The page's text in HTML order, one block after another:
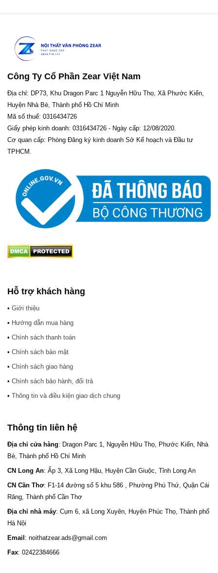
Công Ty Cổ Phần Zear Việt Nam
Địa chỉ: DP73, Khu Dragon Parc 1 Nguyễn Hữu Thọ, Xã Phước Kiển,
Huyện Nhà Bè, Thành phố Hồ Chí Minh
Mã số thuế: 0316434726
Giấy phép kinh doanh: 0316434726 - Ngày cấp: 12/08/2020.
Cơ quan cấp: Phòng Đăng ký kinh doanh Sở Kế hoạch và Đầu tư
TPHCM.
Hỗ trợ khách hàng
• Giới thiệu
• Hướng dẫn mua hàng
• Chính sách thanh toán
• Chính sách bảo mật
• Chính sách giao hàng
• Chính sách bảo hành, đổi trả
• Thông tin và điều kiện giao dịch chung
Thông tin liên hệ
Địa chỉ cửa hàng: Dragon Parc 1, Nguyễn Hữu Thọ, Phước Kiển, Nhà
Bè, Thành phố Hồ Chí Minh
CN Long An: Ấp 3, Xã Long Hậu, Huyện Cần Giuộc, Tỉnh Long An
CN Cần Thơ: F1-14 đường số 5 khu 586 , Phường Phú Thứ, Quận Cái
Răng, Thành phố Cần Thơ
Địa chỉ nhà máy: Cụm 6, xã Long Xuyên, Huyện Phúc Thọ, Thành phố
Hà Nội
Email : noithatzear.ads@gmail.com
Fax: 02422384666